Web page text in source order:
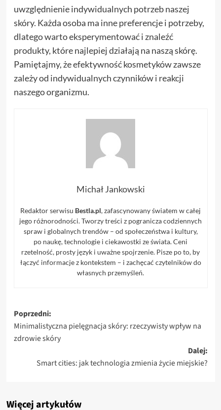
uwzględnienie indywidualnych potrzeb naszej
skóry. Każda osoba ma inne preferencje i potrzeby,
dlatego warto eksperymentować i znaleźć
produkty, które najlepiej działają na naszą skórę.
Pamiętajmy, że efektywność kosmetyków zawsze
zależy od indywidualnych czynników i reakcji
naszego organizmu.
Michał Jankowski
Redaktor serwisu Bestla.pl, zafascynowany światem w całej
jego różnorodności. Tworzy treści z pogranicza codziennych
spraw i globalnych trendów – od społeczeństwa i kultury,
po naukę, technologie i ciekawostki ze świata. Ceni
rzetelność, prosty język i uważne spojrzenie. Pisze po to, by
łączyć informacje z kontekstem – i zachęcać czytelników do
własnych przemyśleń.
Zobacz
wpisy
Poprzedni:
Minimalistyczna pielęgnacja skóry: rzeczywisty wpływ na
zdrowie skóry
Dalej:
Smart cities: jak technologia zmienia życie miejskie?
Więcej artykułów